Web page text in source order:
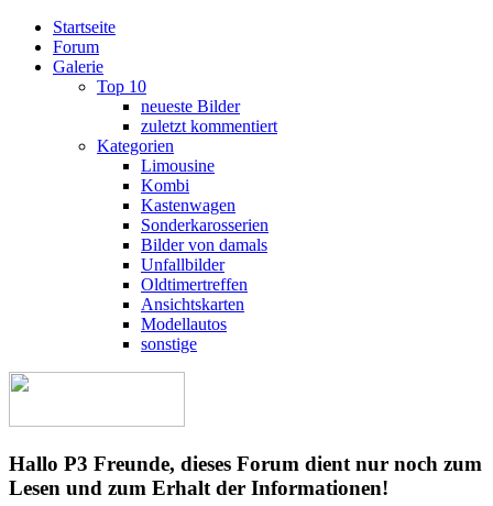
Startseite
Forum
Galerie
Top 10
neueste Bilder
zuletzt kommentiert
Kategorien
Limousine
Kombi
Kastenwagen
Sonderkarosserien
Bilder von damals
Unfallbilder
Oldtimertreffen
Ansichtskarten
Modellautos
sonstige
Hallo P3 Freunde, dieses Forum dient nur noch zum
Lesen und zum Erhalt der Informationen!